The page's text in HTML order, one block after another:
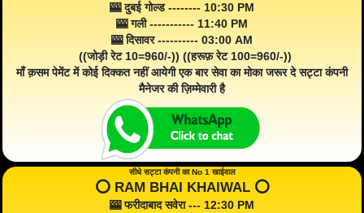
🎰 दुबई गोल्ड -------- 10:30 PM
🎰 गली ----------- 11:40 PM
🎰 दिसावर ---------- 03:00 AM
((जोड़ी रेट 10=960/-)) ((हरूफ़ रेट 100=960/-))
माँ क़सम पेमेंट में कोई दिक्कत नहीं आयेगी एक बार सेवा का मोका जरूर दे सट्टा कंपनी
मैनेजर की ज़िम्मेवारी है
सीधे सट्टा कंपनी का No 1 खाईवाल
⭕️ RAM BHAI KHAIWAL ⭕️
🎰 फरीदाबाद सवेरा --- 12:30 PM